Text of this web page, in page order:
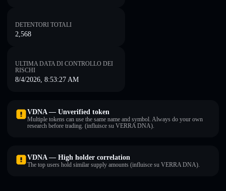
DETENTORI TOTALI
2,568
ULTIMA DATA DI CONTROLLO DEI
RISCHI
8/4/2026, 8:53:27 AM
VDNA — Unverified token
Multiple tokens can use the same name and symbol. Always do your own
research before trading. (influisce su VERRA DNA).
VDNA — High holder correlation
The top users hold similar supply amounts (influisce su VERRA DNA).